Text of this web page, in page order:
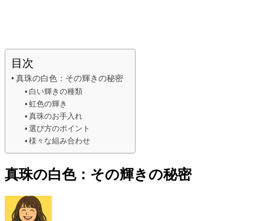
目次
真珠の白色：その輝きの秘密
白い輝きの種類
虹色の輝き
真珠のお手入れ
選び方のポイント
様々な組み合わせ
真珠の白色：その輝きの秘密